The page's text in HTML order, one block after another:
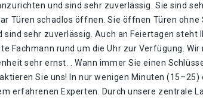
und sind sehr zuverlässig. Sie sind
Türen schadlos öffnen. Sie öffnen Türen ohne
sind sehr zuverlässig. Auch an Feiertagen steht
Fachmann rund um die Uhr zur Verfügung. Wir
sehr ernst. . Wann immer Sie einen
Sie uns! In nur wenigen Minuten (15–25)
erfahrenen Experten. Durch unsere zentrale